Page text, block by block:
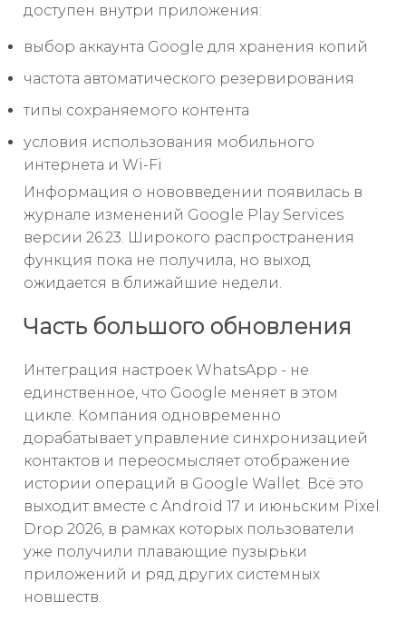
доступен внутри приложения:
выбор аккаунта Google для хранения копий
частота автоматического резервирования
типы сохраняемого контента
условия использования мобильного
интернета и Wi-Fi
Информация о нововведении появилась в
журнале изменений Google Play Services
версии 26.23. Широкого распространения
функция пока не получила, но выход
ожидается в ближайшие недели.
Часть большого обновления
Интеграция настроек WhatsApp - не
единственное, что Google меняет в этом
цикле. Компания одновременно
дорабатывает управление синхронизацией
контактов и переосмысляет отображение
истории операций в Google Wallet. Всё это
выходит вместе с Android 17 и июньским Pixel
Drop 2026, в рамках которых пользователи
уже получили плавающие пузырьки
приложений и ряд других системных
новшеств.